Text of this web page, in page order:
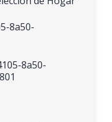
8a50-
8a50-